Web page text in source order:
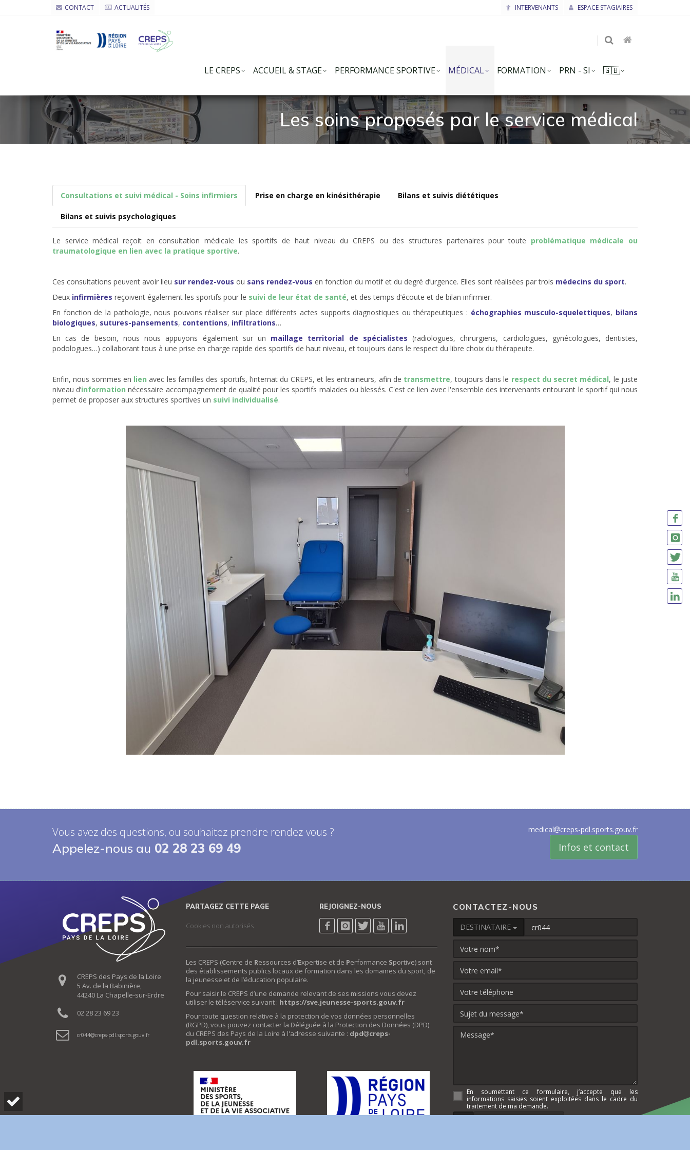
INTERVENANTS ESPACE STAGIAIRES
CONTACT ACTUALITÉS
LE CREPS ACCUEIL & STAGE PERFORMANCE SPORTIVE MÉDICAL FORMATION PRN - SI 🇬🇧
Les soins proposés par le service médical
Consultations et suivi médical - Soins infirmiers Prise en charge en kinésithérapie Bilans et suivis diététiques
Bilans et suivis psychologiques
Le service médical reçoit en consultation médicale les sportifs de haut niveau du CREPS ou des structures partenaires pour toute problématique médicale ou
traumatologique en lien avec la pratique sportive.
Ces consultations peuvent avoir lieu sur rendez-vous ou sans rendez-vous en fonction du motif et du degré d’urgence. Elles sont réalisées par trois médecins du sport.
Deux infirmières reçoivent également les sportifs pour le suivi de leur état de santé, et des temps d’écoute et de bilan infirmier.
En fonction de la pathologie, nous pouvons réaliser sur place différents actes supports diagnostiques ou thérapeutiques : échographies musculo-squelettiques, bilans
biologiques, sutures-pansements, contentions, infiltrations…
En cas de besoin, nous nous appuyons également sur un maillage territorial de spécialistes (radiologues, chirurgiens, cardiologues, gynécologues, dentistes,
podologues…) collaborant tous à une prise en charge rapide des sportifs de haut niveau, et toujours dans le respect du libre choix du thérapeute.
Enfin, nous sommes en lien avec les familles des sportifs, l’internat du CREPS, et les entraineurs, afin de transmettre, toujours dans le respect du secret médical, le juste
niveau d’informationnécessaire accompagnement de qualité pour les sportifs malades ou blessés. C'est ce lien avec l'ensemble des intervenants entourant le sportif qui nous
permet de proposer aux structures sportives un suivi individualisé.
Vous avez des questions, ou souhaitez prendre rendez-vous ?
Appelez-nous au 02 28 23 69 49
medical creps-pdl.sports.gouv.fr
Infos et contact
CREPS des Pays de la Loire
5 Av. de la Babinière,
44240 La Chapelle-sur-Erdre
02 28 23 69 23
cr044 creps-pdl.sports.gouv.fr
PARTAGEZ CETTE PAGE
Cookies non autorisés
REJOIGNEZ-NOUS
Les CREPS (Centre de Ressources d’Expertise et de Performance Sportive) sont
des établissements publics locaux de formation dans les domaines du sport, de
la jeunesse et de l’éducation populaire.
Pour saisir le CREPS d’une demande relevant de ses missions vous devez
utiliser le téléservice suivant : https://sve.jeunesse-sports.gouv.fr
Pour toute question relative à la protection de vos données personnelles
(RGPD), vous pouvez contacter la Déléguée à la Protection des Données (DPD)
du CREPS des Pays de la Loire à l'adresse suivante : dpd
creps-
pdl.sports.gouv.fr
CONTACTEZ-NOUS
DESTINATAIRE
En soumettant ce formulaire, j’accepte que les
informations saisies soient exploitées dans le cadre du
traitement de ma demande.